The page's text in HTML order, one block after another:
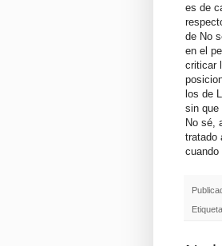
es de
de No
en el
criticar
los de
sin que
No sé,
tratado
cuando